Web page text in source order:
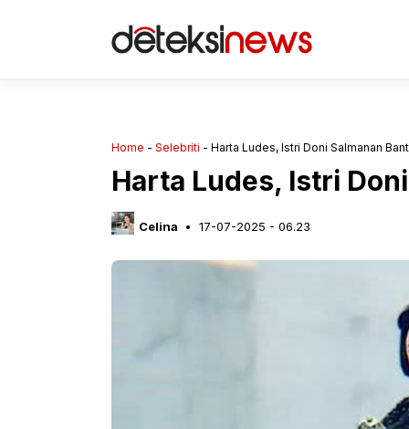
Home - Selebriti - Harta Ludes, Istri Doni Salmanan
Harta Ludes, Istri
Celina 17-07-2025 - 06.23